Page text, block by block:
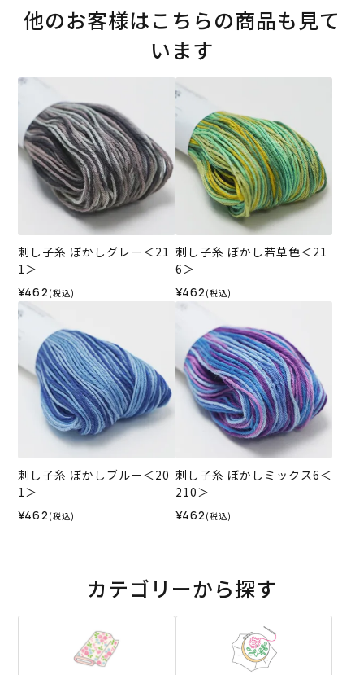
他のお客様はこちらの商品も見て
います
刺し子糸 ぼかしグレー＜21
1＞
¥462 (税込)
刺し子糸 ぼかし若草色＜21
6＞
¥462 (税込)
刺し子糸 ぼかしブルー＜20
1＞
¥462 (税込)
刺し子糸 ぼかしミックス6＜
210＞
¥462 (税込)
カテゴリーから探す